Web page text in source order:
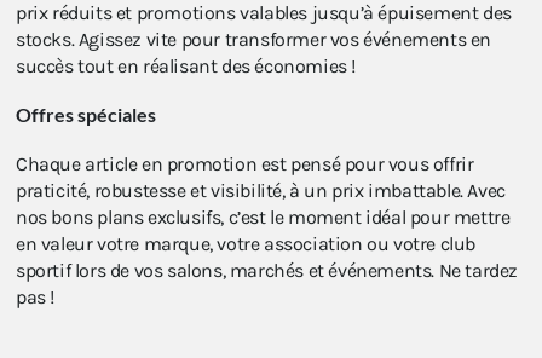
prix réduits et promotions valables jusqu’à épuisement des
stocks. Agissez vite pour transformer vos événements en
succès tout en réalisant des économies !
Offres spéciales
Chaque article en promotion est pensé pour vous offrir
praticité, robustesse et visibilité, à un prix imbattable. Avec
nos bons plans exclusifs, c’est le moment idéal pour mettre
en valeur votre marque, votre association ou votre club
sportif lors de vos salons, marchés et événements. Ne tardez
pas !